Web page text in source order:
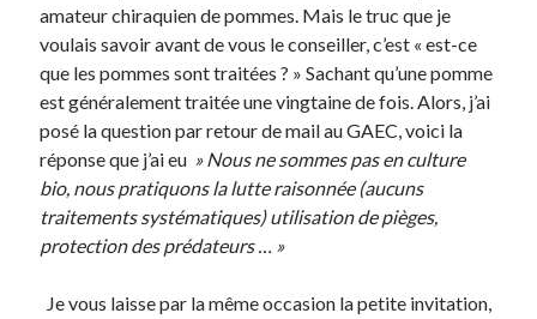
amateur chiraquien de pommes. Mais le truc que je
voulais savoir avant de vous le conseiller, c’est « est-ce
que les pommes sont traitées ? » Sachant qu’une pomme
est généralement traitée une vingtaine de fois. Alors, j’ai
posé la question par retour de mail au GAEC, voici la
réponse que j’ai eu » Nous ne sommes pas en culture
bio, nous pratiquons la lutte raisonnée (aucuns
traitements systématiques) utilisation de pièges,
protection des prédateurs … »
Je vous laisse par la même occasion la petite invitation,